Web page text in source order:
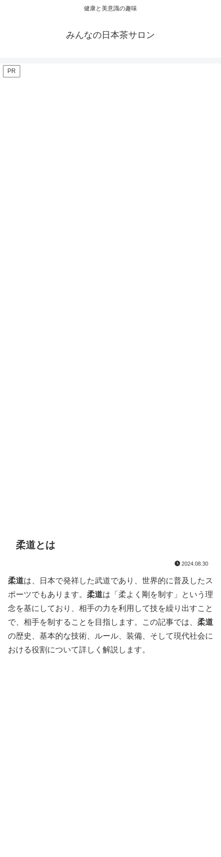
健康と美意識の趣味
みんなの日本茶サロン
PR
柔道とは
2024.08.30
柔道は、日本で発祥した武道であり、世界的に普及したス
ポーツでもあります。 柔道は「柔よく剛を制す」という理
念を基にしており、相手の力を利用して技を繰り出すこと
で、相手を制することを目指します。この記事では、 柔道
の歴史、基本的な技術、ルール、装備、そして現代社会に
おける役割について詳しく解説します。